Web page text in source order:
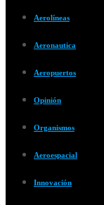
Aerolíneas
Aeronautica
Aeropuertos
Opinión
Organismos
Aeroespacial
Innovación